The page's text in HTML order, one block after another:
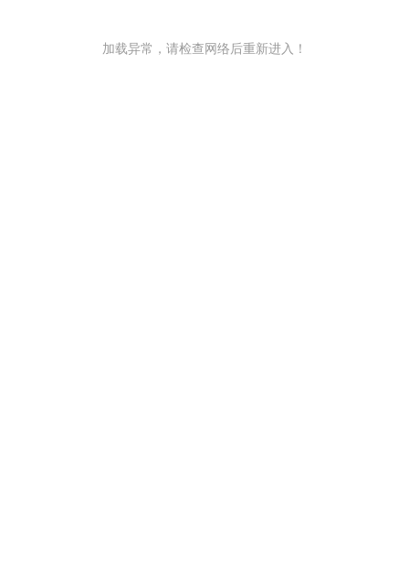
加载异常，请检查网络后重新进入！